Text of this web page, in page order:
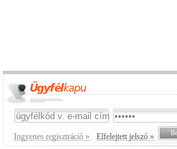
Ingyenes regisztráció » Elfelejtett jelszó »